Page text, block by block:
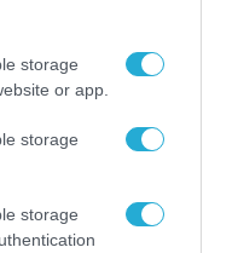
storage
or app.
storage
storage